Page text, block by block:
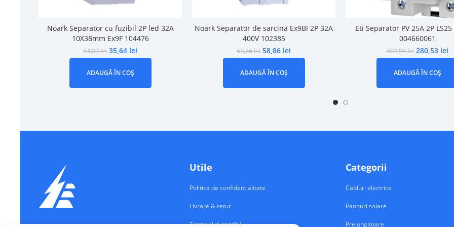
Noark Separator cu fuzibil 2P led 32A
10X38mm Ex9F 104476
54,00lei 35,64 lei
ADAUGĂ ÎN COȘ
Noark Separator de sarcina Ex9BI 2P 32A
400V 102385
67,66lei 58,86 lei
ADAUGĂ ÎN COȘ
Eti Separator PV 25A 2P LS25
004660061
302,94lei 280,53 lei
ADAUGĂ ÎN COȘ
Utile
Politica de confidentialitate
Livrare & retur
Termeni si conditii
Categorii
Cabluri electrice
Panouri solare
Prelungitoare